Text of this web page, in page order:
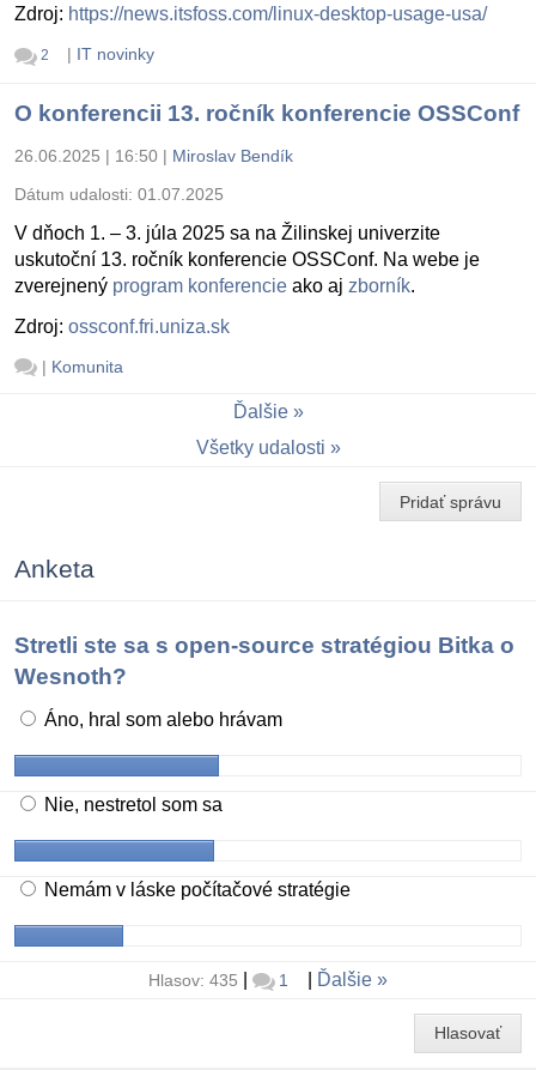
Zdroj: https://news.itsfoss.com/linux-desktop-usage-usa/
2 | IT novinky
O konferencii 13. ročník konferencie OSSConf
26.06.2025 | 16:50 | Miroslav Bendík
Dátum udalosti: 01.07.2025
V dňoch 1. – 3. júla 2025 sa na Žilinskej univerzite
uskutoční 13. ročník konferencie OSSConf. Na webe je
zverejnený program konferencie ako aj zborník.
Zdroj: ossconf.fri.uniza.sk
| Komunita
Ďalšie
Všetky udalosti
Pridať správu
Anketa
Stretli ste sa s open-source stratégiou Bitka o
Wesnoth?
Áno, hral som alebo hrávam
Nie, nestretol som sa
Nemám v láske počítačové stratégie
Hlasov: 435 1 Ďalšie
Hlasovať